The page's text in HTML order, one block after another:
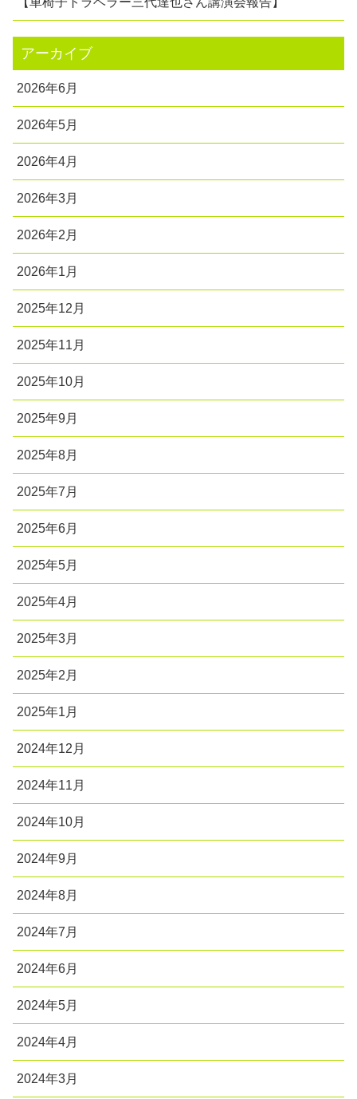
アーカイブ
2026年6月
2026年5月
2026年4月
2026年3月
2026年2月
2026年1月
2025年12月
2025年11月
2025年10月
2025年9月
2025年8月
2025年7月
2025年6月
2025年5月
2025年4月
2025年3月
2025年2月
2025年1月
2024年12月
2024年11月
2024年10月
2024年9月
2024年8月
2024年7月
2024年6月
2024年5月
2024年4月
2024年3月